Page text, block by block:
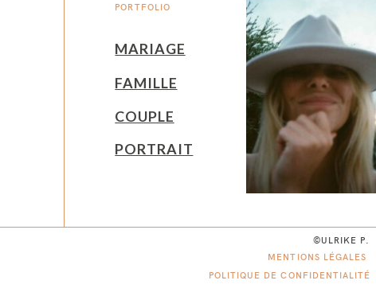
PORTFOLIO
MARIAGE
FAMILLE
COUPLE
PORTRAIT
©ULRIKE P.
MENTIONS LÉGALES
POLITIQUE DE CONFIDENTIALITÉ